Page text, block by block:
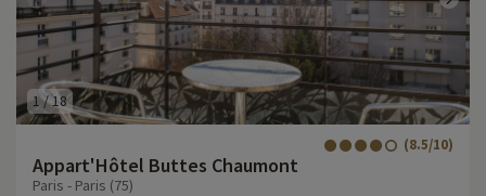
1/18
Appart'Hôtel Buttes Chaumont
(8.5/10)
Paris - Paris (75)